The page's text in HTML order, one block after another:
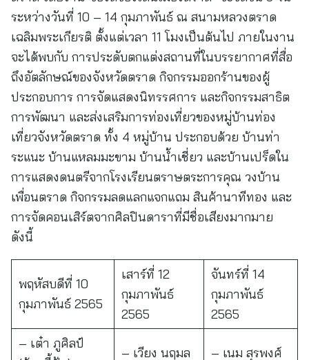
ระหว่างวันที่ 10 – 14 กุมภาพันธ์ ณ สนามหลวงตราด
เฉลิมพระเกียรติ ตั้งแต่เวลา 11 โมงเป็นต้นไป ภายในงาน
จะได้พบกับ การประดับตกแต่งสถานที่ในบรรยากาศที่สื่อ
ถึงอัตลักษณ์ของจังหวัดตราด กิจกรรมออกร้านของผู้
ประกอบการ การจัดแสดงนิทรรศการ และกิจกรรมสาธิต
การพัฒนา และส่งเสริมการท่องเที่ยวของหมู่บ้านท่อง
เที่ยวจังหวัดตราด ทั้ง 4 หมู่บ้าน ประกอบด้วย บ้านท่า
ระแนะ บ้านแหลมมะขาม บ้านน้ำเชี่ยว และบ้านเปร็ดใน
การแสดงดนตรีจากโรงเรียนตราษตระการคุณ วงบ้าน
เพื่อนตราด กิจกรรมลดแลกแจกแถม สินค้านาทีทอง และ
การจัดคอนเสิร์ตจากศิลปินดาราที่มีชื่อเสียงมากมาย
ดังนี้
พฤหัสบดีที่ 10
กุมภาพันธ์ 2565
เสาร์ที่ 12
กุมภาพันธ์
2565
จันทร์ที่ 14
กุมภาพันธ์
2565
– เต๋า ภูศิลป์
– เวียง นฤมล – เนม สุรพงศ์